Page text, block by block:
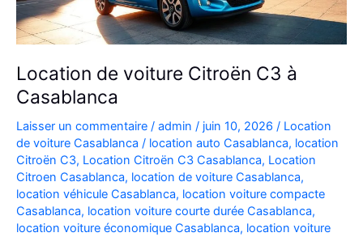
Location de voiture Citroën C3 à
Casablanca
Laisser un commentaire / admin / juin 10, 2026 / Location
de voiture Casablanca / location auto Casablanca, location
Citroën C3, Location Citroën C3 Casablanca, Location
Citroen Casablanca, location de voiture Casablanca,
location véhicule Casablanca, location voiture compacte
Casablanca, location voiture courte durée Casablanca,
location voiture économique Casablanca, location voiture